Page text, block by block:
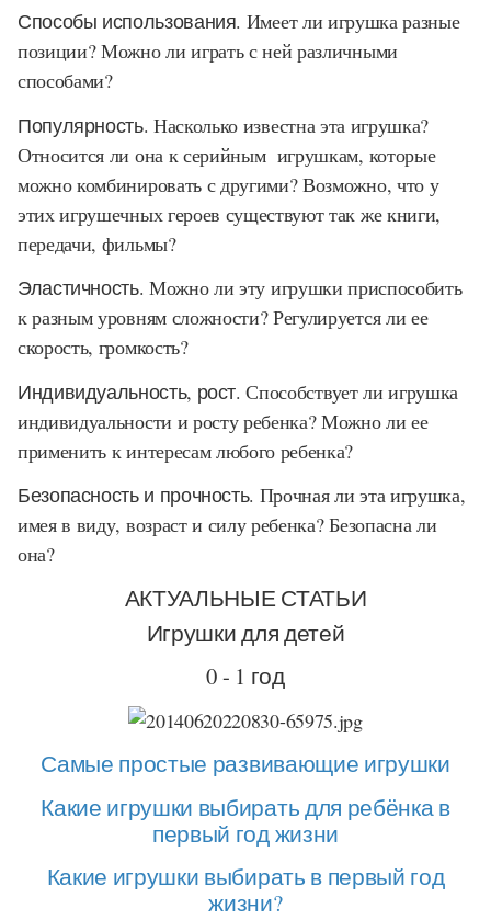
Способы использования. Имеет ли игрушка разные
позиции? Можно ли играть с ней различными
способами?
Популярность. Насколько известна эта игрушка?
Относится ли она к серийным игрушкам, которые
можно комбинировать с другими? Возможно, что у
этих игрушечных героев существуют так же книги,
передачи, фильмы?
Эластичность. Можно ли эту игрушки приспособить
к разным уровням сложности? Регулируется ли ее
скорость, громкость?
Индивидуальность, рост. Способствует ли игрушка
индивидуальности и росту ребенка? Можно ли ее
применить к интересам любого ребенка?
Безопасность и прочность. Прочная ли эта игрушка,
имея в виду, возраст и силу ребенка? Безопасна ли
она?
АКТУАЛЬНЫЕ СТАТЬИ
Игрушки для детей
0 - 1 год
Самые простые развивающие игрушки
Какие игрушки выбирать для ребёнка в
первый год жизни
Какие игрушки выбирать в первый год
жизни?